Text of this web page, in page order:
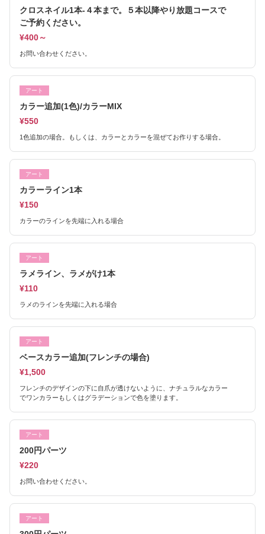
クロスネイル1本-４本まで。５本以降やり放題コースで
ご予約ください。
¥400～
お問い合わせください。
アート
カラー追加(1色)/カラーMIX
¥550
1色追加の場合。もしくは、カラーとカラーを混ぜてお作りする場合。
アート
カラーライン1本
¥150
カラーのラインを先端に入れる場合
アート
ラメライン、ラメがけ1本
¥110
ラメのラインを先端に入れる場合
アート
ベースカラー追加(フレンチの場合)
¥1,500
フレンチのデザインの下に自爪が透けないように、ナチュラルなカラー
でワンカラーもしくはグラデーションで色を塗ります。
アート
200円パーツ
¥220
お問い合わせください。
アート